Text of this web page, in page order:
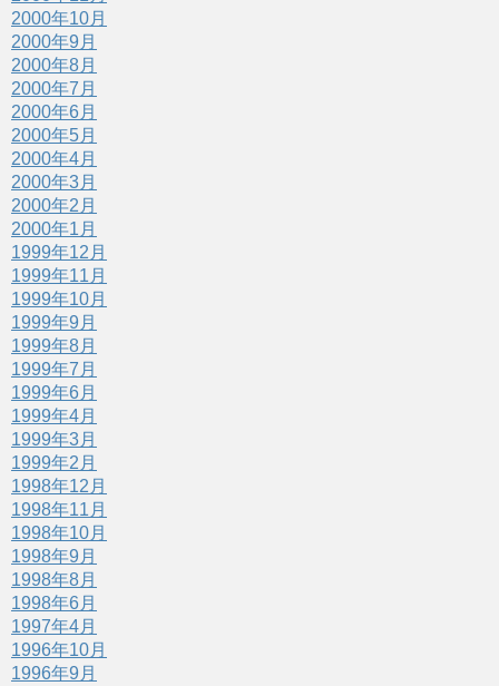
2000年10月
2000年9月
2000年8月
2000年7月
2000年6月
2000年5月
2000年4月
2000年3月
2000年2月
2000年1月
1999年12月
1999年11月
1999年10月
1999年9月
1999年8月
1999年7月
1999年6月
1999年4月
1999年3月
1999年2月
1998年12月
1998年11月
1998年10月
1998年9月
1998年8月
1998年6月
1997年4月
1996年10月
1996年9月